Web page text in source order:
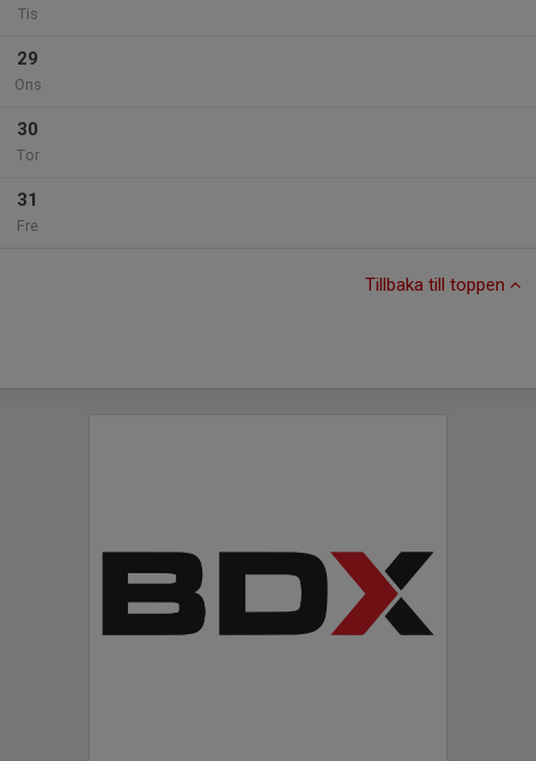
Tis
29
Ons
30
Tor
31
Fre
Tillbaka till toppen